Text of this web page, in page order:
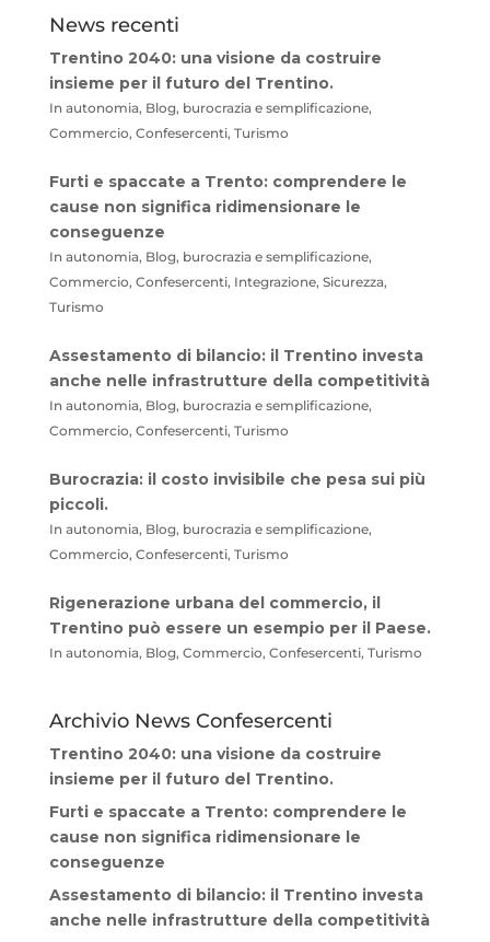
News recenti
Trentino 2040: una visione da costruire
insieme per il futuro del Trentino.
In autonomia, Blog, burocrazia e semplificazione,
Commercio, Confesercenti, Turismo
Furti e spaccate a Trento: comprendere le
cause non significa ridimensionare le
conseguenze
In autonomia, Blog, burocrazia e semplificazione,
Commercio, Confesercenti, Integrazione, Sicurezza,
Turismo
Assestamento di bilancio: il Trentino investa
anche nelle infrastrutture della competitività
In autonomia, Blog, burocrazia e semplificazione,
Commercio, Confesercenti, Turismo
Burocrazia: il costo invisibile che pesa sui più
piccoli.
In autonomia, Blog, burocrazia e semplificazione,
Commercio, Confesercenti, Turismo
Rigenerazione urbana del commercio, il
Trentino può essere un esempio per il Paese.
In autonomia, Blog, Commercio, Confesercenti, Turismo
Archivio News Confesercenti
Trentino 2040: una visione da costruire
insieme per il futuro del Trentino.
Furti e spaccate a Trento: comprendere le
cause non significa ridimensionare le
conseguenze
Assestamento di bilancio: il Trentino investa
anche nelle infrastrutture della competitività